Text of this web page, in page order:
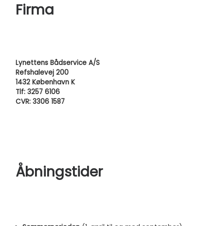
Firma
Lynettens Bådservice A/S
Refshalevej 200
1432 København K
Tlf: 3257 6106
CVR: 3306 1587
Åbningstider